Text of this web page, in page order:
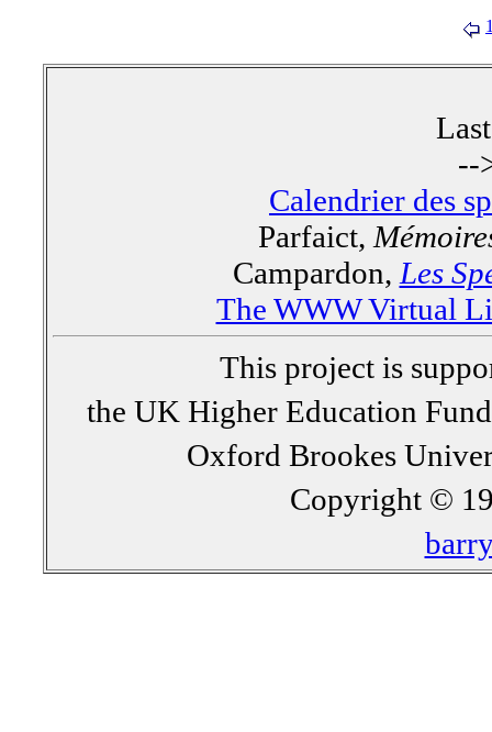
--
Calendrier des
Parfaict,
Campardon, Les
The WWW Virtual
This project is
the UK Higher Education
Oxford Brookes
Copyright ©